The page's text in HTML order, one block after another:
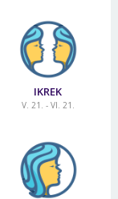
IKREK
V. 21. - VI. 21.